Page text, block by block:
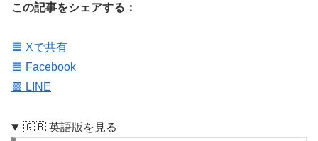
この記事をシェアする：
🟦 Xで共有
🟦 Facebook
🟩 LINE
🇬🇧 英語版を見る